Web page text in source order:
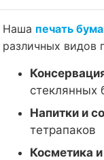
Наша печать
различных видов
стеклянных
Напитки и
тетрапаков
Косметика